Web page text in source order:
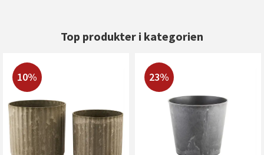
Top produkter i kategorien
10% 23%